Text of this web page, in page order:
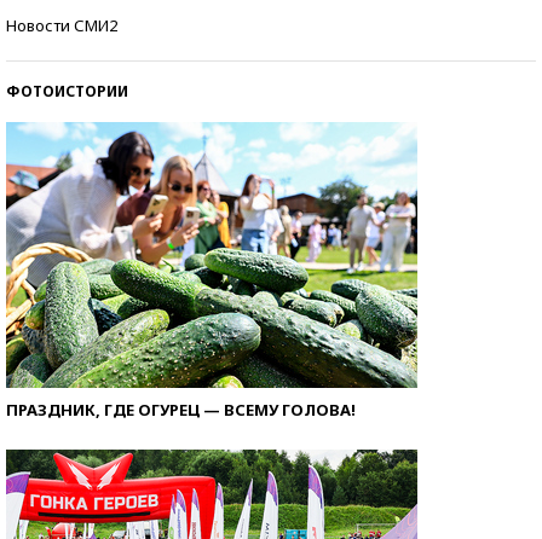
Новости СМИ2
ФОТОИСТОРИИ
ПРАЗДНИК, ГДЕ ОГУРЕЦ — ВСЕМУ ГОЛОВА!